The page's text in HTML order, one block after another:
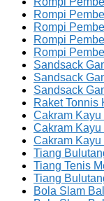
Rompi
Rompi
Rompi
Rompi
Sandsack
Sandsack
Sandsack
Raket Tonnis
Cakram
Cakram
Cakram
Tiang
Tiang Tenis
Tiang
Bola Slam